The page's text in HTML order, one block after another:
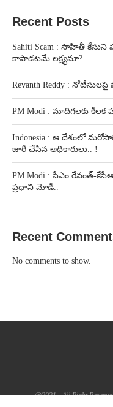
Recent Posts
Sahiti Scam : సాహితీ
కాపాడటమే లక్ష్యమా?
Revanth Reddy :
PM Modi : మాదిగలకు
Indonesia : ఆ దేశంలో
జారీ చేసిన అధికారులు.. !
PM Modi : సీఎం రేవంత్-
ప్రధాని మోడీ..
Recent
No comments to show.
@2021 - All Right